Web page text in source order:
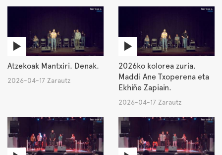
Atzekoak Mantxiri. Denak.
2026-04-17 Zarautz
2026ko kolorea zuria.
Maddi Ane Txoperena eta
Ekhiñe Zapiain.
2026-04-17 Zarautz